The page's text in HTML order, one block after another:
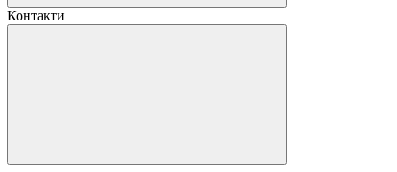
Контакти